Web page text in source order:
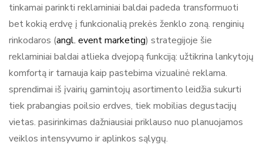
tinkamai parinkti reklaminiai baldai padeda transformuoti
bet kokią erdvę į funkcionalią prekės ženklo zoną. renginių
rinkodaros (angl. event marketing) strategijoje šie
reklaminiai baldai atlieka dvejopą funkciją: užtikrina lankytojų
komfortą ir tarnauja kaip pastebima vizualinė reklama.
sprendimai iš įvairių gamintojų asortimento leidžia sukurti
tiek prabangias poilsio erdves, tiek mobilias degustacijų
vietas. pasirinkimas dažniausiai priklauso nuo planuojamos
veiklos intensyvumo ir aplinkos sąlygų.